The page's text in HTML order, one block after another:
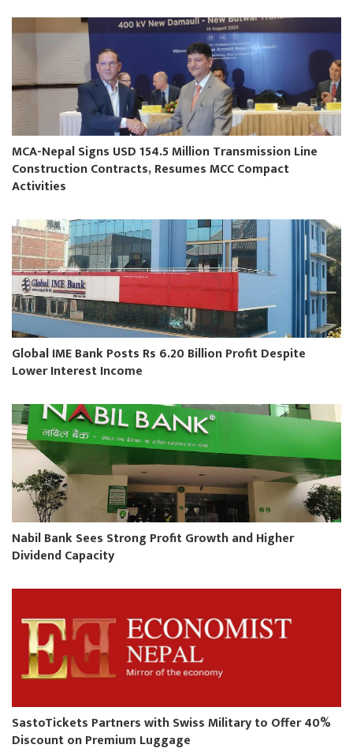
MCA-Nepal Signs USD 154.5 Million Transmission Line
Construction Contracts, Resumes MCC Compact
Activities
Global IME Bank Posts Rs 6.20 Billion Profit Despite
Lower Interest Income
Nabil Bank Sees Strong Profit Growth and Higher
Dividend Capacity
SastoTickets Partners with Swiss Military to Offer 40%
Discount on Premium Luggage